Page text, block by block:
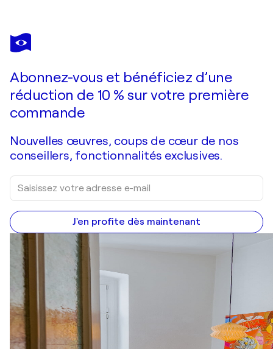
LYNN MACDONALD
Color Blocks 104
Abonnez-vous et bénéficiez d’une
réduction de 10 % sur votre première
commande
Nouvelles œuvres, coups de cœur de nos
conseillers, fonctionnalités exclusives.
J'en profite dès maintenant